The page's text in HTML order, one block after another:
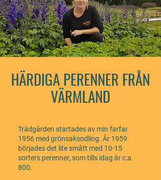
HÄRDIGA PERENNER FRÅN
VÄRMLAND
Trädgården startades av min farfar
1956 med grönsaksodling. År 1959
börjades det lite smått med 10-15
sorters perenner, som tills idag är c:a
800.